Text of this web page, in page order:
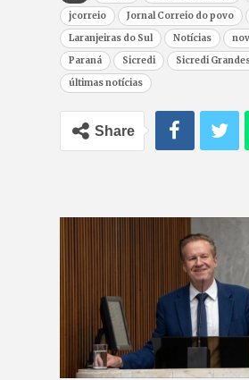
jcorreio
Jornal Correio do povo
Laranjeiras do Sul
Notícias
Paraná
Sicredi
Sicredi
últimas notícias
Share